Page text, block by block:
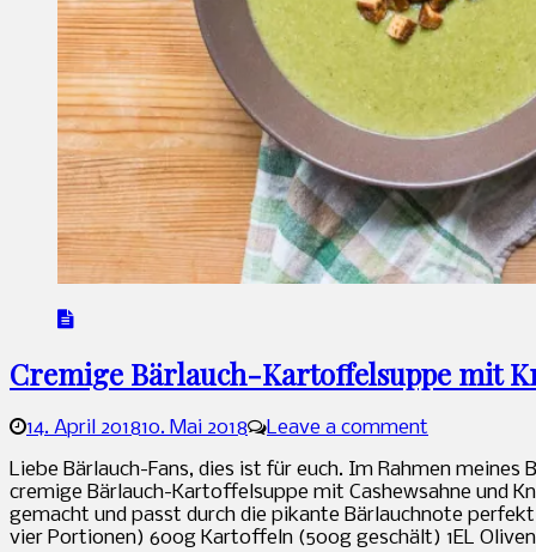
Cremige Bärlauch-Kartoffelsuppe mit
14. April 201810. Mai 2018
Leave a comment
Liebe Bärlauch-Fans, dies ist für euch. Im Rahmen
cremige Bärlauch-Kartoffelsuppe mit Cashewsahne und
gemacht und passt durch die pikante Bärlauchnote
vier Portionen) 600g Kartoffeln (500g geschält) 1EL